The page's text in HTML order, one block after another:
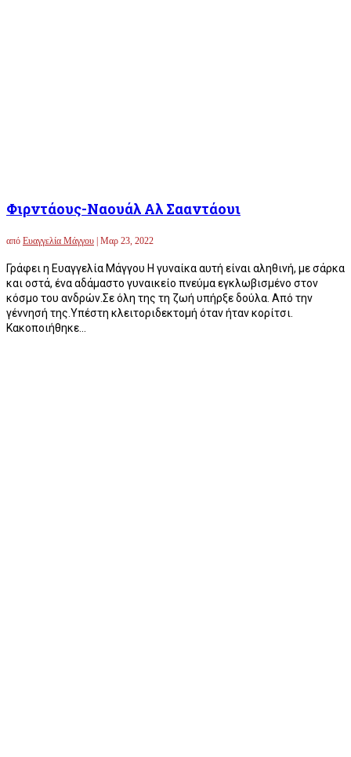
Φιρντάους-Ναουάλ Αλ Σααντάουι
από Ευαγγελία Μάγγου | Μαρ 23, 2022
Γράφει η Ευαγγελία Μάγγου Η γυναίκα αυτή είναι αληθινή, με σάρκα
και οστά, ένα αδάμαστο γυναικείο πνεύμα εγκλωβισμένο στον
κόσμο του ανδρών.Σε όλη της τη ζωή υπήρξε δούλα. Από την
γέννησή της.Υπέστη κλειτοριδεκτομή όταν ήταν κορίτσι.
Κακοποιήθηκε...